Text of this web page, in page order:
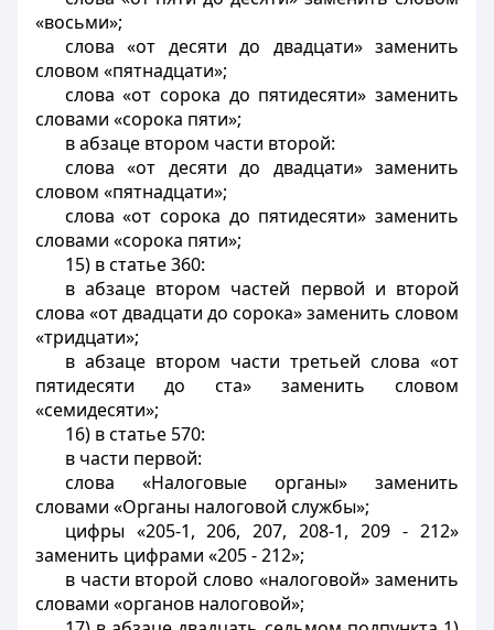
«восьми»;
слова «от десяти до двадцати» заменить
словом «пятнадцати»;
слова «от сорока до пятидесяти» заменить
словами «сорока пяти»;
в абзаце втором части второй:
слова «от десяти до двадцати» заменить
словом «пятнадцати»;
слова «от сорока до пятидесяти» заменить
словами «сорока пяти»;
15) в статье 360:
в абзаце втором частей первой и второй
слова «от двадцати до сорока» заменить словом
«тридцати»;
в абзаце втором части третьей слова «от
пятидесяти до ста» заменить словом
«семидесяти»;
16) в статье 570:
в части первой:
слова «Налоговые органы» заменить
словами «Органы налоговой службы»;
цифры «205-1, 206, 207, 208-1, 209 - 212»
заменить цифрами «205 - 212»;
в части второй слово «налоговой» заменить
словами «органов налоговой»;